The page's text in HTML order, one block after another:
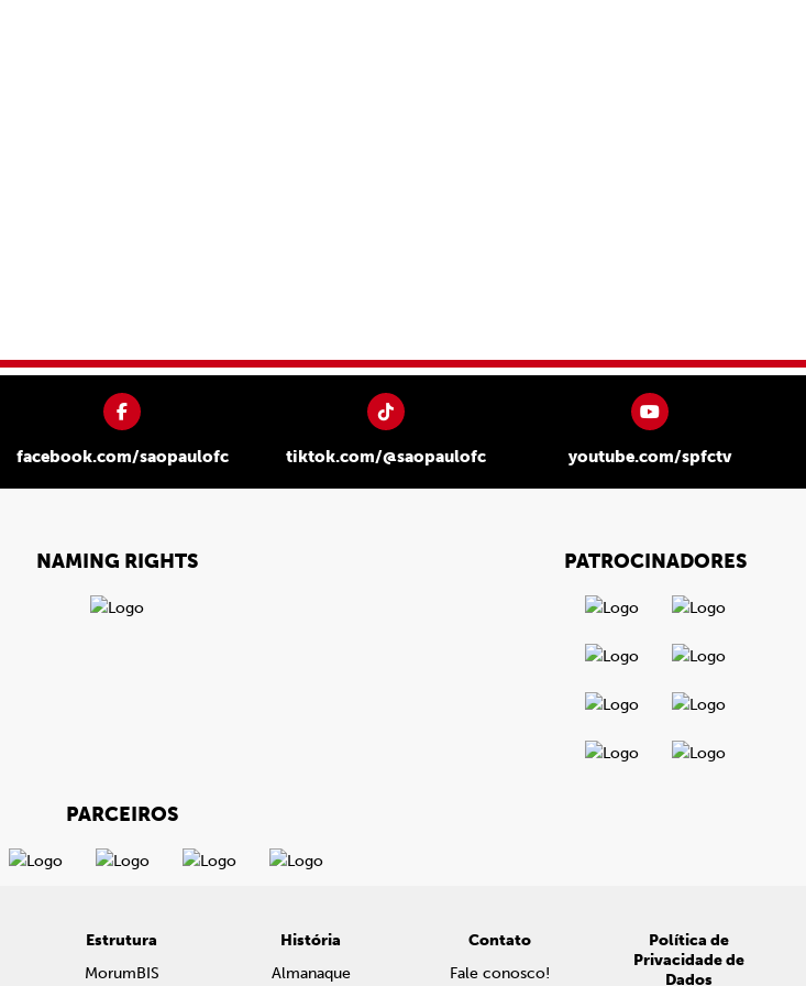
facebook.com/saopaulofc tiktok.com/@saopaulofc youtube.com/spfctv
NAMING RIGHTS PATROCINADORES
PARCEIROS
Estrutura
MorumBIS
História
Almanaque
Contato
Fale conosco!
Política de
Privacidade de
Dados